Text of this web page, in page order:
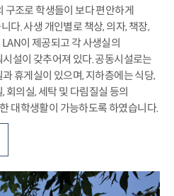
조로 학생들이 보다 편안하게
다. 사생 개인별로 책상, 의자, 책장,
이 제공되고 각 사생실의
설이 갖추어져 있다. 공동시설로는
휴게실이 있으며, 지하층에는 식당,
회의실, 세탁 및 다림질실 등의
대학생활이 가능하도록 하였습니다.